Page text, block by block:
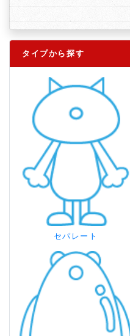
タイプから探す
セパレート